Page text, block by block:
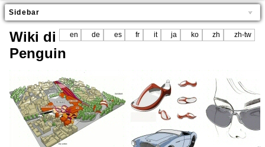
Sidebar
en de es fr it ja ko zh zh-tw
Wiki di
Penguin